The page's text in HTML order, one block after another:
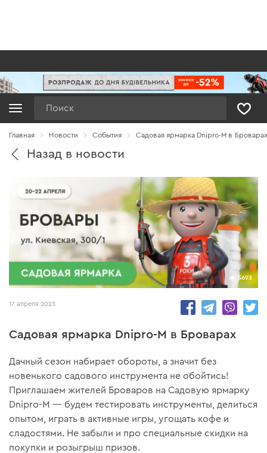
Главная Новости Cобытия Садовая ярмарка Dnipro-M в Броварах
Назад в новости
5693
17 апреля 2023
Садовая ярмарка Dnipro-M в Броварах
Дачный сезон набирает обороты, а значит без
новенького садового инструмента не обойтись!
Приглашаем жителей Броваров на Садовую ярмарку
Dnipro-M — будем тестировать инструменты, делиться
опытом, играть в активные игры, угощать кофе и
сладостями. Не забыли и про специальные скидки на
покупки и розыгрыш призов.